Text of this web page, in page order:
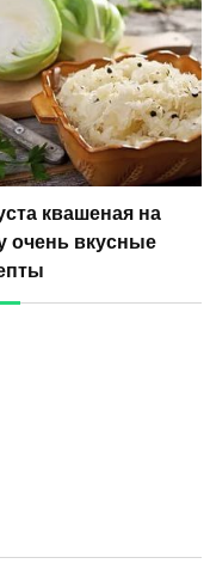
квашеная на
очень вкусные